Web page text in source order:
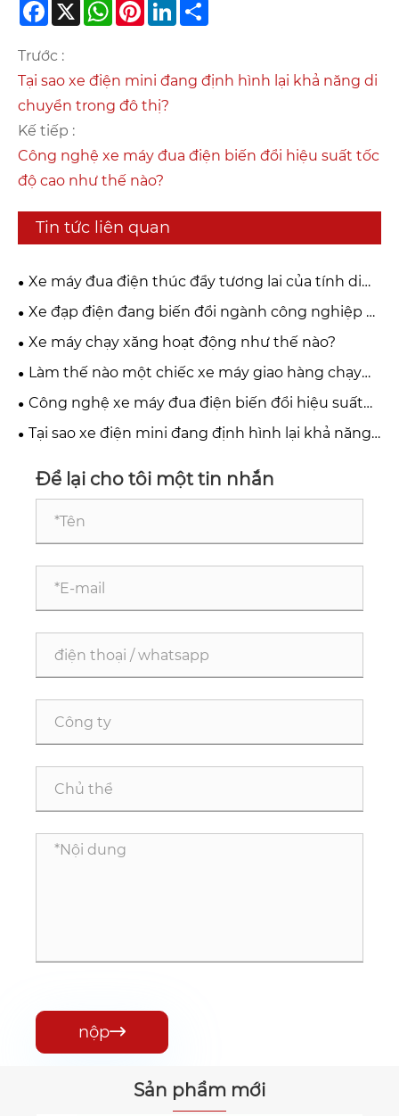
Facebook
X WhatsApp
PinterestLinkedIn
Trước :
Tại sao xe điện mini đang định hình lại khả năng di
chuyển trong đô thị?
Kế tiếp :
Công nghệ xe máy đua điện biến đổi hiệu suất tốc
độ cao như thế nào?
Tin tức liên quan
Xe máy đua điện thúc đẩy tương lai của tính di
động hiệu suất như thế nào?
Xe đạp điện đang biến đổi ngành công nghiệp di
động toàn cầu như thế nào?
Xe máy chạy xăng hoạt động như thế nào?
Làm thế nào một chiếc xe máy giao hàng chạy
điện có thể biến đổi ngành hậu cần đô thị?
Công nghệ xe máy đua điện biến đổi hiệu suất
tốc độ cao như thế nào?
Tại sao xe điện mini đang định hình lại khả năng
Để lại cho tôi một tin nhắn
nộp
Sản phẩm mới